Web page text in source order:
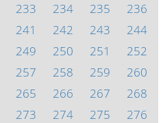
233 234 235
236
241 242 243
244
249 250 251
252
257 258 259
260
265 266 267
268
273 274 275
276